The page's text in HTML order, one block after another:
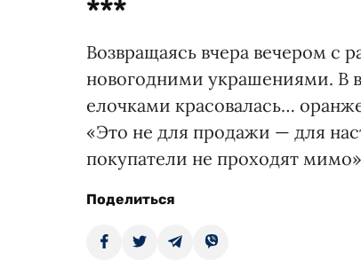
***
Возвращаясь вчера вечером с
новогодними украшениями. В
елочками красовалась…
«Это не для продажи — для
покупатели не проходят
Поделиться